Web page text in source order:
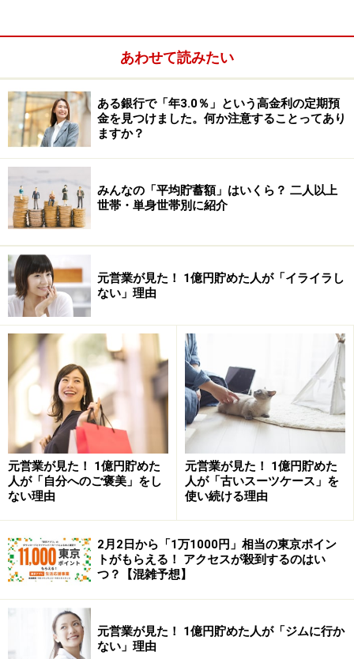
より、年収別に「家計運営の評価」を見てみましょう。
条件を揃えるために、今回は“一人暮らしの人のデー
タ”を見てみましょう。年収別に、家計運営の4つの評価
（思ったよりゆとりがある、思った通り、思ったより苦
しい、意識していない）が、どんな割合になっている
か、ぜひご覧ください（一部、筆者がデータを再計算し
て掲載しています）。
●年収300万円未満
思ったより、ゆとりのある家計運営ができた……5.0％
思ったような家計運営ができた……18.0％
思ったより、家計運営は苦しかった……38.0％
意識したことがない……39.0％
●年収300
～500万円未満
思ったより、ゆとりのある家計運営ができた……9.6％
思ったような家計運営ができた……28.0％
思ったより、家計運営は苦しかった……27.7％
あわせて読みたい
ある銀行で「年3.0％」という高金利の定期預
金を見つけました。何か注意することってあり
ますか？
みんなの「平均貯蓄額」はいくら？ 二人以上
世帯・単身世帯別に紹介
元営業が見た！ 1億円貯めた人が「イライラし
ない」理由
元営業が見た！ 1億円貯めた
人が「自分へのご褒美」をし
ない理由
元営業が見た！ 1億円貯めた
人が「古いスーツケース」を
使い続ける理由
2月2日から「1万1000円」相当の東京ポイン
トがもらえる！ アクセスが殺到するのはい
つ？【混雑予想】
元営業が見た！ 1億円貯めた人が「ジムに行か
ない」理由